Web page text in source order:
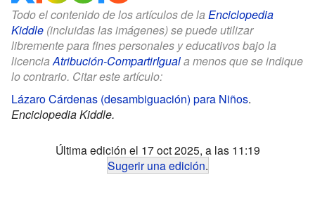
Todo el contenido de los artículos de la Enciclopedia
Kiddle (incluidas las imágenes) se puede utilizar
libremente para fines personales y educativos bajo la
licenciaAtribución-CompartirIguala menos que se indique
lo contrario. Citar este artículo:
Lázaro Cárdenas (desambiguación) para Niños.
Enciclopedia Kiddle.
Última edición el 17 oct 2025, a las 11:19
Sugerir una edición.